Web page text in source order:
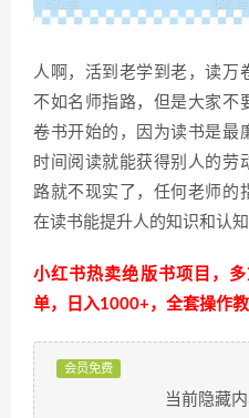
人啊，活到老学到老，读万
不如名师指路，但是大家不
卷书开始的，因为读书是最
时间阅读就能获得别人的劳
路就不现实了，任何老师的
在读书能提升人的知识和认
小红书热卖绝版书项目，
单，日入1000+，全套操作教
会员免费
当前隐藏